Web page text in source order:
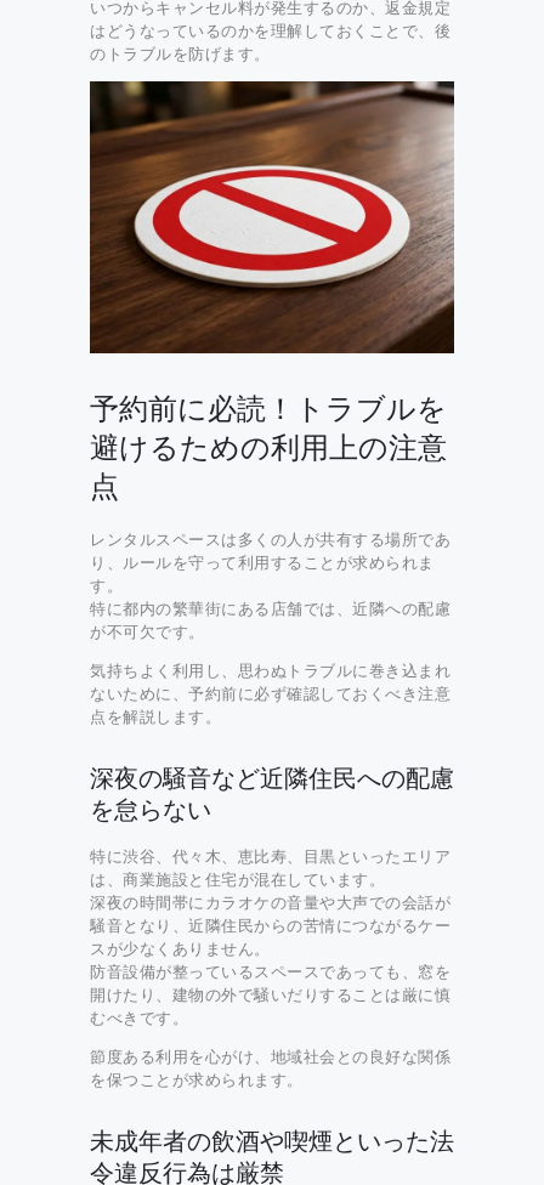
いつからキャンセル料が発生するのか、返金規定
はどうなっているのかを理解しておくことで、後
のトラブルを防げます。
予約前に必読！トラブルを
避けるための利用上の注意
点
レンタルスペースは多くの人が共有する場所であ
り、ルールを守って利用することが求められま
す。
特に都内の繁華街にある店舗では、近隣への配慮
が不可欠です。
気持ちよく利用し、思わぬトラブルに巻き込まれ
ないために、予約前に必ず確認しておくべき注意
点を解説します。
深夜の騒音など近隣住民への配慮
を怠らない
特に渋谷、代々木、恵比寿、目黒といったエリア
は、商業施設と住宅が混在しています。
深夜の時間帯にカラオケの音量や大声での会話が
騒音となり、近隣住民からの苦情につながるケー
スが少なくありません。
防音設備が整っているスペースであっても、窓を
開けたり、建物の外で騒いだりすることは厳に慎
むべきです。
節度ある利用を心がけ、地域社会との良好な関係
を保つことが求められます。
未成年者の飲酒や喫煙といった法
令違反行為は厳禁